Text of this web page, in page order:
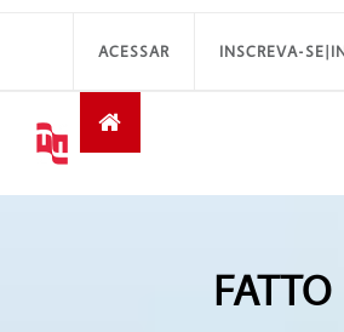
INSCREVA-
ACESSAR
FATTO